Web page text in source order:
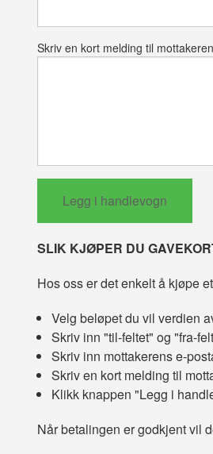
Skriv en kort melding til
SLIK KJØPER DU
Hos oss er det enkelt å kjøpe
Velg beløpet du vil verdien
Skriv inn "til-feltet" og "fra-
Skriv inn mottakerens e-
Skriv en kort melding til
Klikk knappen "Legg i
Når betalingen er godkjent vil